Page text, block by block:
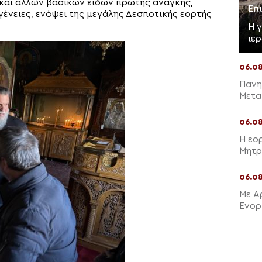
άλλων βασικών ειδών πρώτης ανάγκης,
ενόψει της μεγάλης Δεσποτικής εορτής
Η
Η
Με